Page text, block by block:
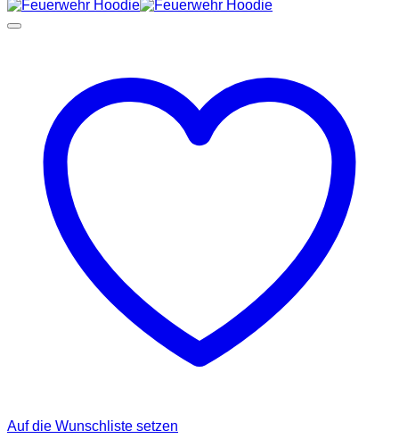
Auf die Wunschliste setzen